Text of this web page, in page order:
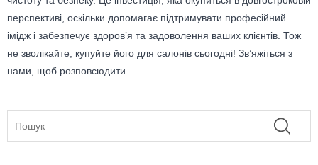
перспективі, оскільки допомагає підтримувати професійний
імідж і забезпечує здоров’я та задоволення ваших клієнтів. Тож
не зволікайте, купуйте його для салонів сьогодні! Зв’яжіться з
нами, щоб розповсюдити.